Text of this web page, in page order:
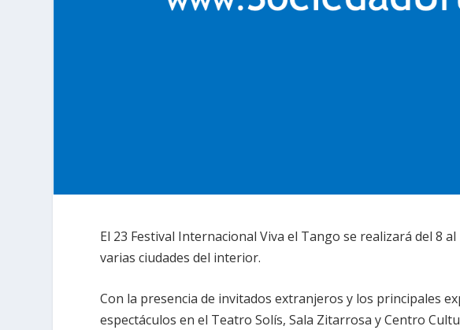
El 23 Festival Internacional Viva el Tango se realizará del 8
varias ciudades del interior.
Con la presencia de invitados extranjeros y los principales
espectáculos en el Teatro Solís, Sala Zitarrosa y Centro